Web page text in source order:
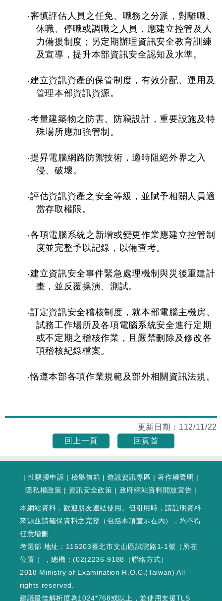
‧審慎評估人員之任免、職務之分派，對離職、
休職、停職或調職之人員，應建立控管及人
力備援制度；另定期辦理資訊安全教育訓練
及宣導，提升本部資訊安全認知及水準。
‧建立資訊資產的保管制度，有效分配、運用及
管理本部資訊資源。
‧考量建築物之防害、防竊設計，重要設施及特
殊場所應加強管制。
‧提昇電腦網路防禦技術，適時阻絕外界之入
侵、破壞。
‧評估資訊資產之安全等級，並賦予相關人員適
當存取權限。
‧各項電腦系統之新增或變更作業應建立控管制
度並完整予以記錄，以備查考。
‧建立資訊安全事件緊急處理機制與災後重建計
畫，並反覆操演、測試。
‧訂定資訊安全稽核制度，就本部電腦主機房、
試務工作場所及各項電腦系統安全進行定期
或不定期之稽核作業，且嚴禁刪除及修改各
項稽核紀錄檔案。
‧恪遵本部各項作業規範及部外相關資訊法規。
更新日期： 112/11/22
回上一頁
回頁首
|性騷擾申訴 | 檢舉信箱 |遊說資訊專區 |著作權聲明 |
隱私權政策 | 資訊安全政策 | 政府網站資料開放宣告 |
本網站資料，歡迎朋友連結使用。但引用時，請註明資料
來源並請確保資料之完整（包括本項宣示在內），均不得
任意增刪
考選部 地址：116203臺北市文山區試院路1-1號（ 所在
位置 ），總機：(02)2236-9188（聯絡方式）
2018 Ministry of Examination R.O.C.(Taiwan) All
rights reserved.
建議最佳解析度為1024*768或以上，並使用支援TLS